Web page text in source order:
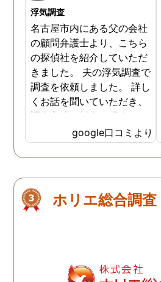
浮気調査
名古屋市内にある父の会社
の顧問弁護士より、こちら
の探偵社を紹介していただ
きました。 夫の浮気調査で
調査を依頼しました。 詳し
くお話を聞いていただき、
調査方法や料金も明確で、
少し安心した気持ちになり
ました。 こちらにご依頼す
る前に、数社に問い合わせ
かりで具体的な料金など、
お電話では説明はなかった
明を受けましたが、説明通
り日数はかかりましたが、
google口コミより
ホリエ総合調査